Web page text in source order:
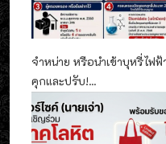
จำหน่าย หรือนำเข้าบุหรี่ไฟ
คุกและปรับ!...